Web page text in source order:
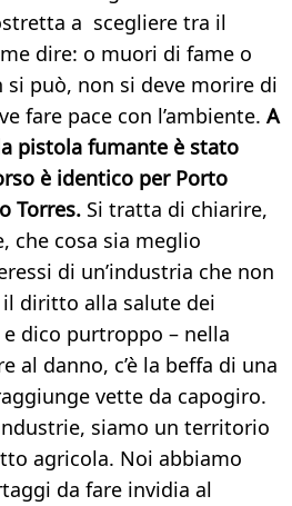
a scegliere tra il
dire: o muori di fame o
può, non si deve morire di
fare pace con l’ambiente. A
pistola fumante è stato
è identico per Porto
Torres. Si tratta di chiarire,
che cosa sia meglio
di un’industria che non
il diritto alla salute dei
dico purtroppo – nella
al danno, c’è la beffa di una
vette da capogiro.
siamo un territorio
agricola. Noi abbiamo
da fare invidia al